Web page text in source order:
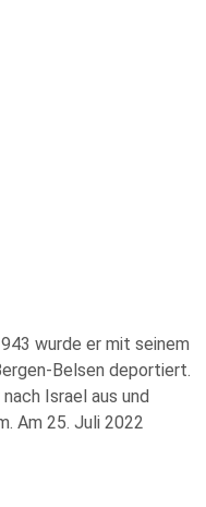
wurde er mit seinem
Belsen deportiert.
Israel aus und
Am 25. Juli 2022